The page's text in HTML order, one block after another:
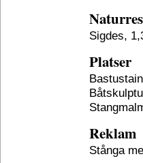
Sigdes,
Platser
Reklam
Stånga